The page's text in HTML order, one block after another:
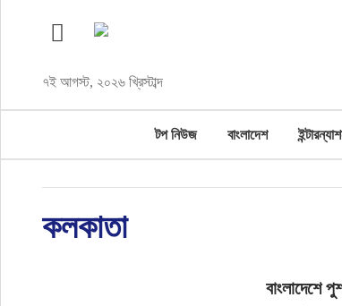
৭ই আগস্ট, ২০২৬ খ্রিস্টাব্দ
টপ নিউজ বাংলাদেশ
কলকাতা
বাংলাদেশে